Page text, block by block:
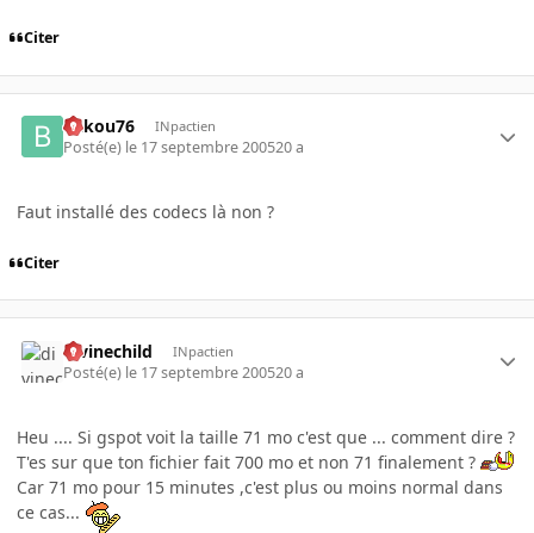
Citer
bakou76 INpactien
Posté(e) le 17 septembre 200520 a
Faut installé des codecs là non ?
Citer
divinechild INpactien
Posté(e) le 17 septembre 200520 a
Heu .... Si gspot voit la taille 71 mo c'est que ... comment dire ?
T'es sur que ton fichier fait 700 mo et non 71 finalement ?
Car 71 mo pour 15 minutes ,c'est plus ou moins normal dans
ce cas...